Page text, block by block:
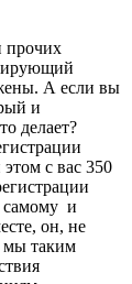
прочих
А если вы
и
делает?
с вас 350
самому и
он, не
мы таким